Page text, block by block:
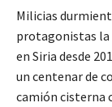
Milicias
protagonistas la
en Siria desde
un centenar de
camión cisterna